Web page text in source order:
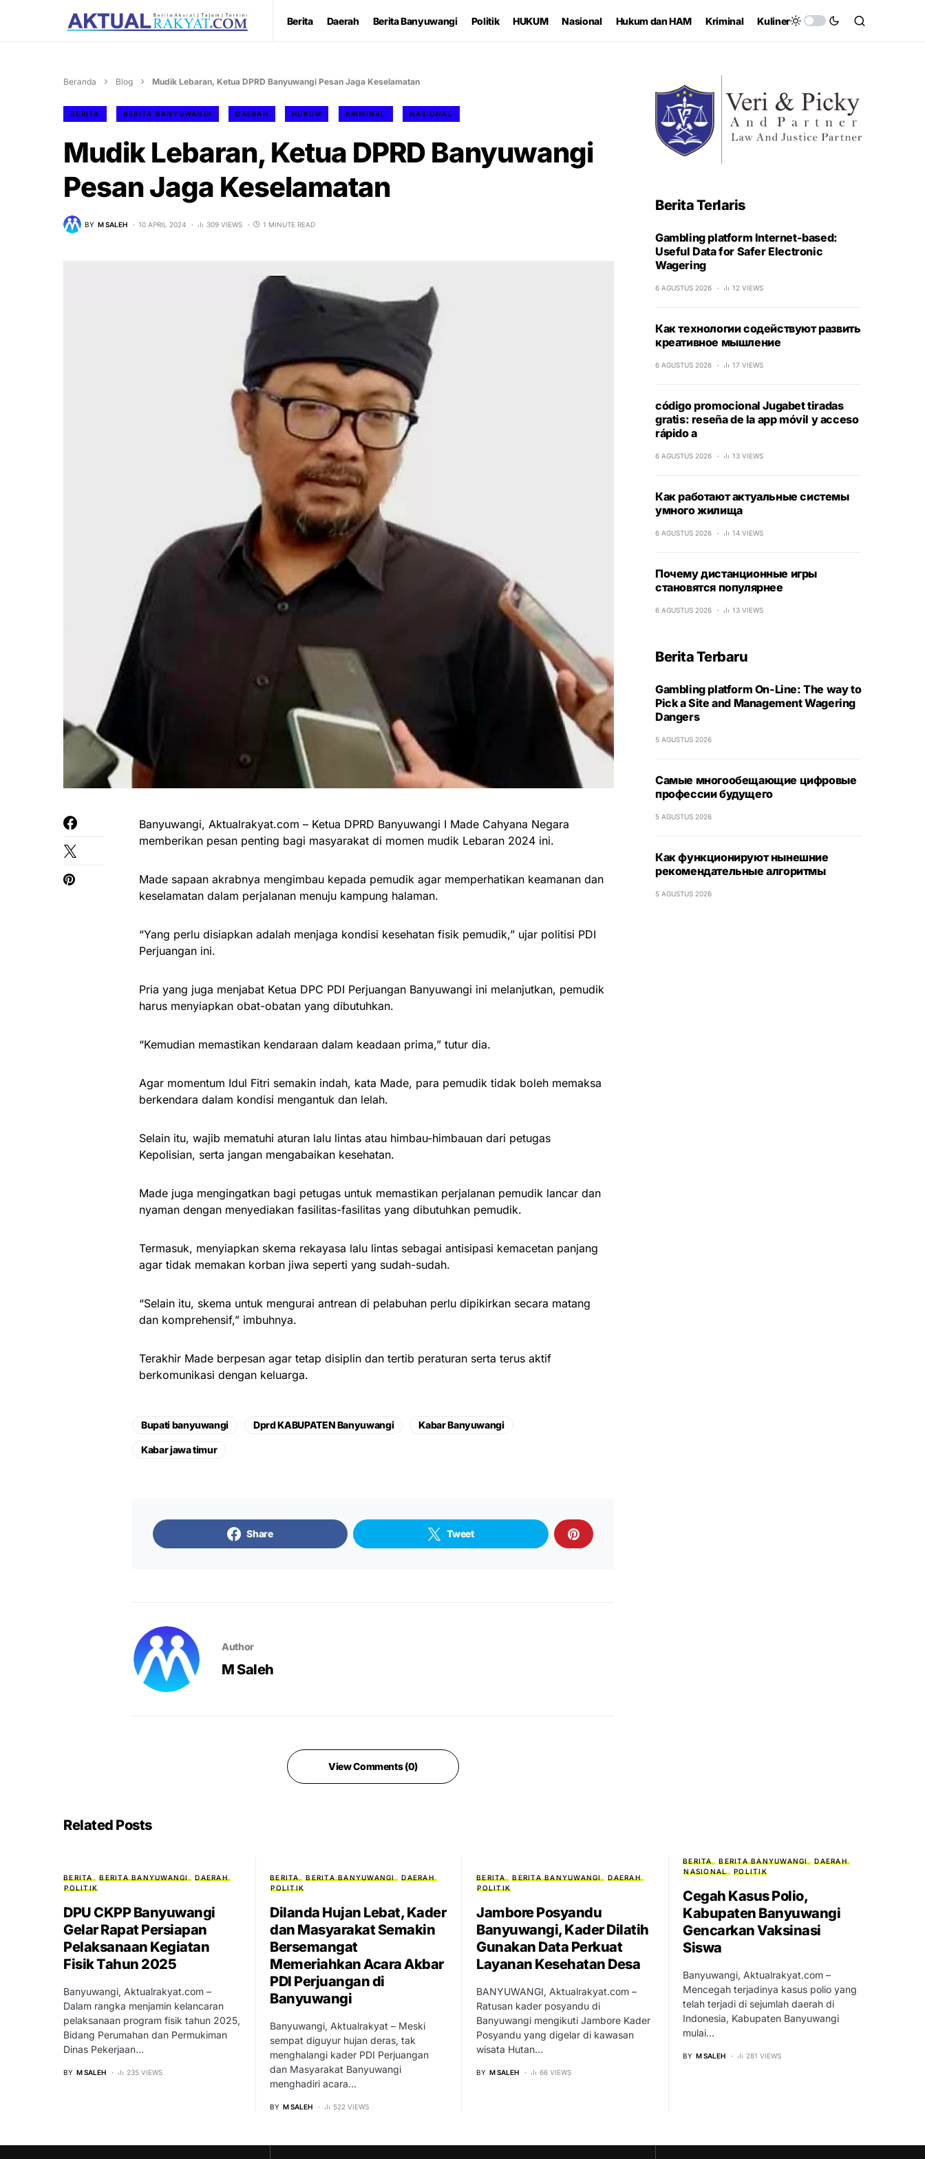
Berita Daerah Berita Banyuwangi Politik HUKUM Nasional Hukum dan HAM Kriminal Kuliner
Beranda Blog Mudik Lebaran, Ketua DPRD Banyuwangi Pesan Jaga Keselamatan
BERITA BERITA BANYUWANGI DAERAH HUKUM KRIMINAL NASIONAL
Mudik Lebaran, Ketua DPRD Banyuwangi
Pesan Jaga Keselamatan
BY M SALEH 10 APRIL 2024 309 VIEWS 1 MINUTE READ
Banyuwangi, Aktualrakyat.com – Ketua DPRD Banyuwangi I Made Cahyana Negara
memberikan pesan penting bagi masyarakat di momen mudik Lebaran 2024 ini.
Made sapaan akrabnya mengimbau kepada pemudik agar memperhatikan keamanan dan
keselamatan dalam perjalanan menuju kampung halaman.
“Yang perlu disiapkan adalah menjaga kondisi kesehatan fisik pemudik,” ujar politisi PDI
Perjuangan ini.
Pria yang juga menjabat Ketua DPC PDI Perjuangan Banyuwangi ini melanjutkan, pemudik
harus menyiapkan obat-obatan yang dibutuhkan.
“Kemudian memastikan kendaraan dalam keadaan prima,” tutur dia.
Agar momentum Idul Fitri semakin indah, kata Made, para pemudik tidak boleh memaksa
berkendara dalam kondisi mengantuk dan lelah.
Selain itu, wajib mematuhi aturan lalu lintas atau himbau-himbauan dari petugas
Kepolisian, serta jangan mengabaikan kesehatan.
Made juga mengingatkan bagi petugas untuk memastikan perjalanan pemudik lancar dan
nyaman dengan menyediakan fasilitas-fasilitas yang dibutuhkan pemudik.
Termasuk, menyiapkan skema rekayasa lalu lintas sebagai antisipasi kemacetan panjang
agar tidak memakan korban jiwa seperti yang sudah-sudah.
“Selain itu, skema untuk mengurai antrean di pelabuhan perlu dipikirkan secara matang
dan komprehensif,” imbuhnya.
Terakhir Made berpesan agar tetap disiplin dan tertib peraturan serta terus aktif
berkomunikasi dengan keluarga.
Bupati banyuwangi Dprd KABUPATEN Banyuwangi Kabar Banyuwangi
Kabar jawa timur
Share Tweet
Author
M Saleh
View Comments (0)
Berita Terlaris
Gambling platform Internet-based:
Useful Data for Safer Electronic
Wagering
6 AGUSTUS 2026 12 VIEWS
Как технологии содействуют развить
креативное мышление
6 AGUSTUS 2026 17 VIEWS
código promocional Jugabet tiradas
gratis: reseña de la app móvil y acceso
rápido a
6 AGUSTUS 2026 13 VIEWS
Как работают актуальные системы
умного жилища
6 AGUSTUS 2026 14 VIEWS
Почему дистанционные игры
становятся популярнее
6 AGUSTUS 2026 13 VIEWS
Berita Terbaru
Gambling platform On-Line: The way to
Pick a Site and Management Wagering
Dangers
5 AGUSTUS 2026
Самые многообещающие цифровые
профессии будущего
5 AGUSTUS 2026
Как функционируют нынешние
рекомендательные алгоритмы
5 AGUSTUS 2026
Related Posts
BERITA BERITA BANYUWANGI
DAERAH
POLITIK
DPU CKPP Banyuwangi
Gelar Rapat Persiapan
Pelaksanaan Kegiatan
Fisik Tahun 2025
Banyuwangi, Aktualrakyat.com –
Dalam rangka menjamin kelancaran
pelaksanaan program fisik tahun 2025,
Bidang Perumahan dan Permukiman
Dinas Pekerjaan…
BY M SALEH 235 VIEWS
BERITA BERITA BANYUWANGI
DAERAH
POLITIK
Dilanda Hujan Lebat, Kader
dan Masyarakat Semakin
Bersemangat
Memeriahkan Acara Akbar
PDI Perjuangan di
Banyuwangi
Banyuwangi, Aktualrakyat – Meski
sempat diguyur hujan deras, tak
menghalangi kader PDI Perjuangan
dan Masyarakat Banyuwangi
menghadiri acara…
BY M SALEH 522 VIEWS
BERITA BERITA BANYUWANGI
DAERAH
POLITIK
Jambore Posyandu
Banyuwangi, Kader Dilatih
Gunakan Data Perkuat
Layanan Kesehatan Desa
BANYUWANGI, Aktualrakyat.com –
Ratusan kader posyandu di
Banyuwangi mengikuti Jambore Kader
Posyandu yang digelar di kawasan
wisata Hutan…
BY M SALEH 66 VIEWS
BERITA BERITA BANYUWANGI
DAERAH
NASIONAL
POLITIK
Cegah Kasus Polio,
Kabupaten Banyuwangi
Gencarkan Vaksinasi
Siswa
Banyuwangi, Aktualrakyat.com –
Mencegah terjadinya kasus polio yang
telah terjadi di sejumlah daerah di
Indonesia, Kabupaten Banyuwangi
mulai…
BY M SALEH 281 VIEWS